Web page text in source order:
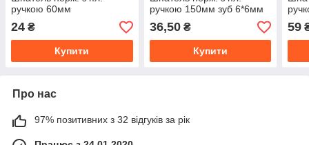
ручкою 60мм
24 ₴
Купити
ручкою 150мм зуб 6*6мм
36,50₴
Купити
59
Про нас
97% позитивних з 32 відгуків за рік